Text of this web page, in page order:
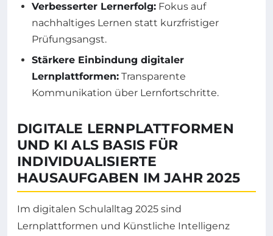
Verbesserter Lernerfolg: Fokus auf
nachhaltiges Lernen statt kurzfristiger
Prüfungsangst.
Stärkere Einbindung digitaler
Lernplattformen: Transparente
Kommunikation über Lernfortschritte.
DIGITALE LERNPLATTFORMEN
UND KI ALS BASIS FÜR
INDIVIDUALISIERTE
HAUSAUFGABEN IM JAHR 2025
Im digitalen Schulalltag 2025 sind
Lernplattformen und Künstliche Intelligenz